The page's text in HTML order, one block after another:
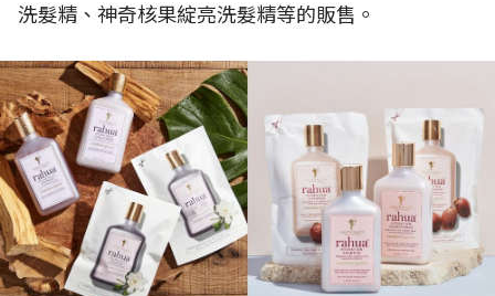
洗髮精、神奇核果綻亮洗髮精等的販售。